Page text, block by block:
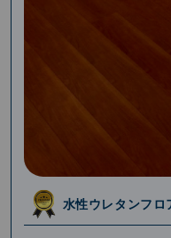
⽔性ウレタンフ